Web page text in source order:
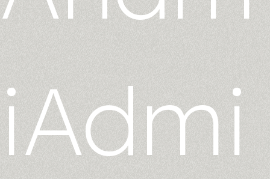
iAdmi